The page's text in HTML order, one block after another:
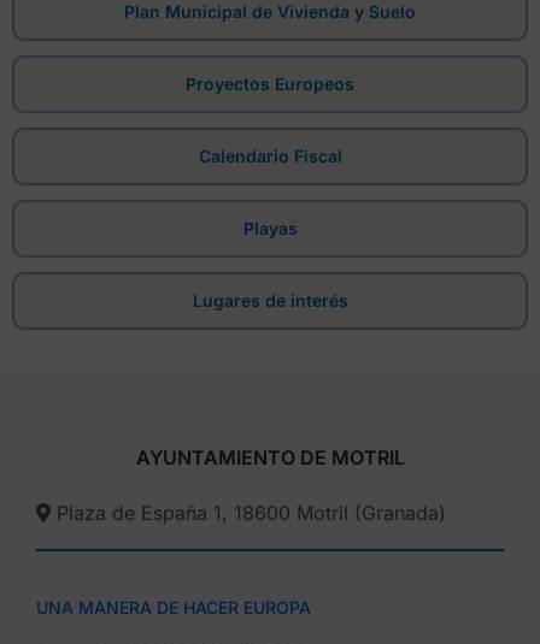
Plan Municipal de Vivienda y Suelo
Proyectos Europeos
Calendario Fiscal
Playas
Lugares de interés
AYUNTAMIENTO DE MOTRIL
Plaza de España 1, 18600 Motril (Granada)​
UNA MANERA DE HACER EUROPA